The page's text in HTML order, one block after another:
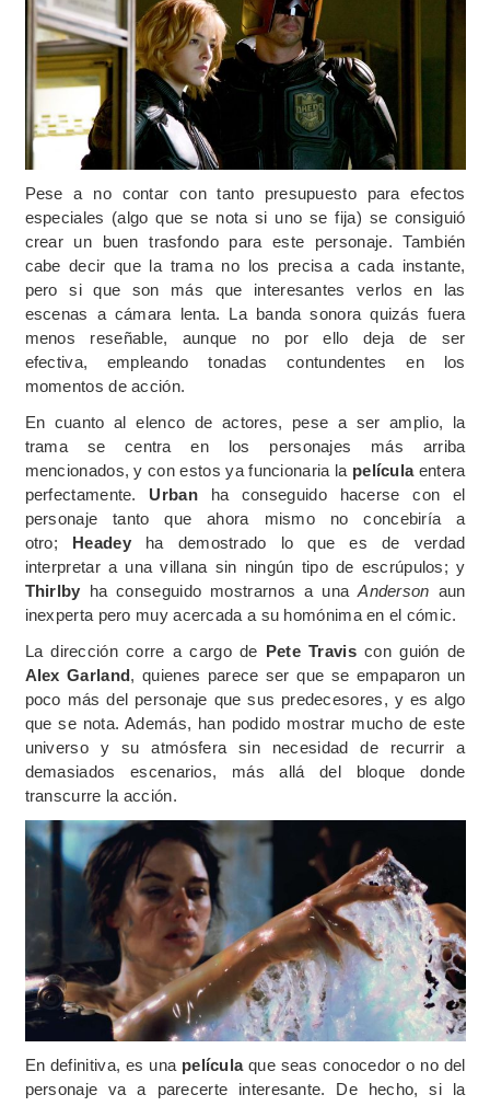
Pese a no contar con tanto presupuesto para efectos
especiales (algo que se nota si uno se fija) se consiguió
crear un buen trasfondo para este personaje. También
cabe decir que la trama no los precisa a cada instante,
pero si que son más que interesantes verlos en las
escenas a cámara lenta. La banda sonora quizás fuera
menos reseñable, aunque no por ello deja de ser
efectiva, empleando tonadas contundentes en los
momentos de acción.
En cuanto al elenco de actores, pese a ser amplio, la
trama se centra en los personajes más arriba
mencionados, y con estos ya funcionaria la películaentera
perfectamente. Urbanha conseguido hacerse con el
personaje tanto que ahora mismo no concebiría a
otro; Headeyha demostrado lo que es de verdad
interpretar a una villana sin ningún tipo de escrúpulos; y
Thirlby ha conseguido mostrarnos a unaAnderson aun
inexperta pero muy acercada a su homónima en el cómic.
La dirección corre a cargo de Pete Traviscon guión de
Alex Garland, quienes parece ser que se empaparon un
poco más del personaje que sus predecesores, y es algo
que se nota. Además, han podido mostrar mucho de este
universo y su atmósfera sin necesidad de recurrir a
demasiados escenarios, más allá del bloque donde
transcurre la acción.
En definitiva, es una películaque seas conocedor o no del
personaje va a parecerte interesante. De hecho, si la